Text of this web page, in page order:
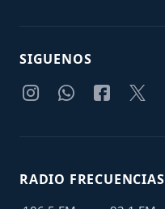
SIGUENOS
RADIO FRECUENCIAS